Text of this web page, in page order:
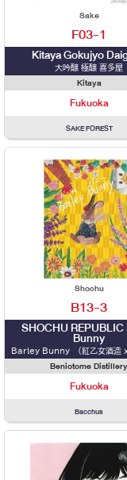
Sake
F03-1
Kitaya Gokujyo
大吟醸 極醸 喜多屋
Kitaya
Fukuoka
SAKE FOREST
Shochu
B13-3
SHOCHU
Bunny
Barley Bunny （紅乙女酒造 x
Beniotome Distillery
Fukuoka
Bacchus